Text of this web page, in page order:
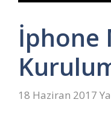
İphone
18 Haziran 2017